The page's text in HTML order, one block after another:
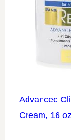
Advanced
Cream, 16